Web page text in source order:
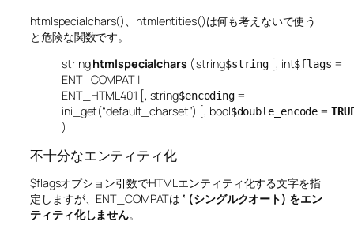
htmlspecialchars()、htmlentities()は何も考えないで使う
と危険な関数です。
stringhtmlspecialchars(string$string [, int$flags =
ENT_COMPAT |
ENT_HTML401 [, string$encoding =
ini_get(“default_charset”) [, bool$double_encode =
)
不十分なエンティティ化
$flagsオプション引数でHTMLエンティティ化する文字を指
定しますが、ENT_COMPATは ‘ (シングルクオート) をエン
ティティ化しません。